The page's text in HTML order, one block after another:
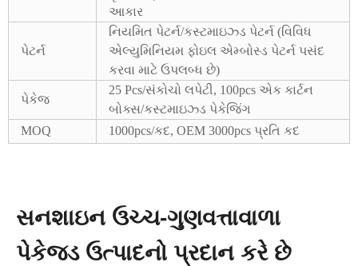
આકાર
પેટર્ન
નિયમિત પેટર્ન/કસ્ટમાઇઝ્ડ પેટર્ન (વિવિધ
એલ્યુમિનિયમ ફોઇલ એમ્બોસ્ડ પેટર્ન પસંદ
કરવા માટે ઉપલબ્ધ છે)
પેકેજ
25 Pcs/સંકોચો લપેટી, 100pcs એક કાર્ટન
બોક્સ/કસ્ટમાઇઝ્ડ પેકેજિંગ
MOQ
1000pcs/કદ, OEM 3000pcs પ્રતિ કદ
સનશાઇન ઉચ્ચ-ગુણવત્તાવાળા
પેકેજ્ડ ઉત્પાદનો પ્રદાન કરે છે